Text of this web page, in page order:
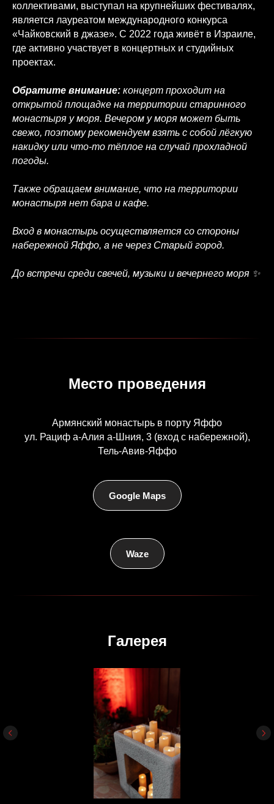
коллективами, выступал на крупнейших фестивалях,
является лауреатом международного конкурса
«Чайковский в джазе». С 2022 года живёт в Израиле,
где активно участвует в концертных и студийных
проектах.
Обратите внимание: концерт проходит на
открытой площадке на территории старинного
монастыря у моря. Вечером у моря может быть
свежо, поэтому рекомендуем взять с собой лёгкую
накидку или что-то тёплое на случай прохладной
погоды.
Также обращаем внимание, что на территории
монастыря нет бара и кафе.
Вход в монастырь осуществляется со стороны
набережной Яффо, а не через Старый город.
До встречи среди свечей, музыки и вечернего моря ✨
Место проведения
Армянский монастырь в порту Яффо
ул. Рациф а-Алия а-Шния, 3 (вход с набережной),
Тель-Авив-Яффо
Google Maps
Waze
Галерея